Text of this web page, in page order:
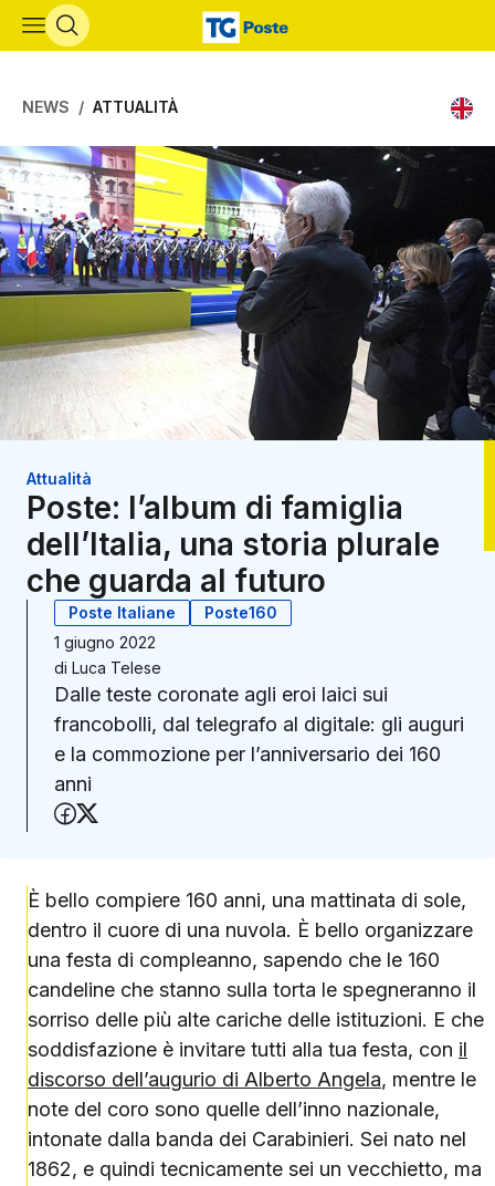
Vai al contenuto principale
NEWS ATTUALITÀ
Attualità
Poste: l’album di famiglia
dell’Italia, una storia plurale
che guarda al futuro
Poste Italiane
Poste160
1 giugno 2022
di Luca Telese
Dalle teste coronate agli eroi laici sui
francobolli, dal telegrafo al digitale: gli auguri
e la commozione per l’anniversario dei 160
anni
Condividi su Facebook
È bello compiere 160 anni, una mattinata di sole,
dentro il cuore di una nuvola. È bello organizzare
una festa di compleanno, sapendo che le 160
candeline che stanno sulla torta le spegneranno il
sorriso delle più alte cariche delle istituzioni. E che
soddisfazione è invitare tutti alla tua festa, con il
discorso dell’augurio di Alberto Angela, mentre le
note del coro sono quelle dell’inno nazionale,
intonate dalla banda dei Carabinieri. Sei nato nel
1862, e quindi tecnicamente sei un vecchietto, ma